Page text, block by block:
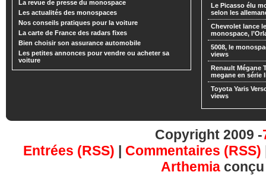
La revue de presse du monospace
Les actualités des monospaces
Nos conseils pratiques pour la voiture
La carte de France des radars fixes
Bien choisir son assurance automobile
Les petites annonces pour vendre ou acheter sa
voiture
Le Picasso élu
selon les
Chevrolet lance
monospace,
5008, le
views
Renault Mégane
megane en série
Toyota Yaris
views
Copyright 2009 -
Entrées (RSS) | Commentaires (RSS)
Arthemia